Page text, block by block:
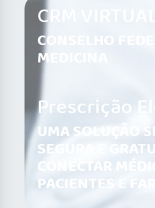
CRM VIRTUAL
CONSELHO
MEDICINA
Prescrição
UMA SOLUÇÃO
SEGURA E
CONECTAR
PACIENTES E